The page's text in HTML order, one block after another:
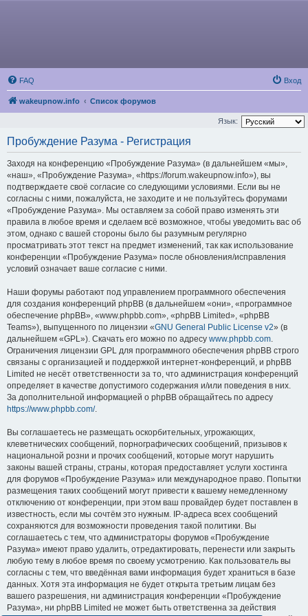
FAQ Вход
wakeupnow.info Список форумов
Язык:
Пробуждение Разума - Регистрация
Заходя на конференцию «Пробуждение Разума» (в дальнейшем «мы»,
«наш», «Пробуждение Разума», «https://forum.wakeupnow.info»), вы
подтверждаете своё согласие со следующими условиями. Если вы не
согласны с ними, пожалуйста, не заходите и не пользуйтесь форумами
«Пробуждение Разума». Мы оставляем за собой право изменять эти
правила в любое время и сделаем всё возможное, чтобы уведомить вас об
этом, однако с вашей стороны было бы разумным регулярно
просматривать этот текст на предмет изменений, так как использование
конференции «Пробуждение Разума» после обновления/исправления
условий означает ваше согласие с ними.
Наши форумы работают под управлением программного обеспечения
для создания конференций phpBB (в дальнейшем «они», «программное
обеспечение phpBB», «www.phpbb.com», «phpBB Limited», «phpBB
Teams»), выпущенного по лицензии «GNU General Public License v2» (в
дальнейшем «GPL»). Скачать его можно по адресу www.phpbb.com.
Ограничения лицензии GPL для программного обеспечения phpBB строго
связаны с организацией и поддержкой интернет-конференций, и phpBB
Limited не несёт ответственности за то, что администрация конференций
определяет в качестве допустимого содержания и/или поведения в них.
За дополнительной информацией о phpBB обращайтесь по адресу
https://www.phpbb.com/.
Вы соглашаетесь не размещать оскорбительных, угрожающих,
клеветнических сообщений, порнографических сообщений, призывов к
национальной розни и прочих сообщений, которые могут нарушить
законы вашей страны, страны, которая предоставляет услуги хостинга
для форумов «Пробуждение Разума» или международное право. Попытки
размещения таких сообщений могут привести к вашему немедленному
отключению от конференции, при этом ваш провайдер будет поставлен в
известность, если мы сочтём это нужным. IP-адреса всех сообщений
сохраняются для возможности проведения такой политики. Вы
соглашаетесь с тем, что администраторы форумов «Пробуждение
Разума» имеют право удалить, отредактировать, перенести или закрыть
любую тему в любое время по своему усмотрению. Как пользователь вы
согласны с тем, что введённая вами информация будет храниться в базе
данных. Хотя эта информация не будет открыта третьим лицам без
вашего разрешения, ни администрация конференции «Пробуждение
Разума», ни phpBB Limited не может быть ответственна за действия